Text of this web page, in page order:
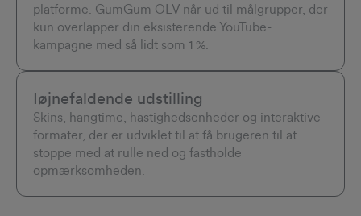
platforme. GumGum OLV når ud til målgrupper, der
kun overlapper din eksisterende YouTube-
kampagne med så lidt som 1 %.
Iøjnefaldende udstilling
Skins, hangtime, hastighedsenheder og interaktive
formater, der er udviklet til at få brugeren til at
stoppe med at rulle ned og fastholde
opmærksomheden.